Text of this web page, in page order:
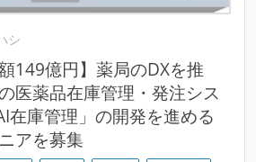
シ
149億円】薬局のDXを推
医薬品在庫管理・発注シス
在庫管理」の開発を進める
アを募集